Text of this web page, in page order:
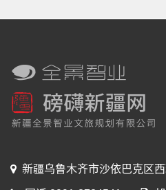
新疆乌鲁木齐市沙依巴克区